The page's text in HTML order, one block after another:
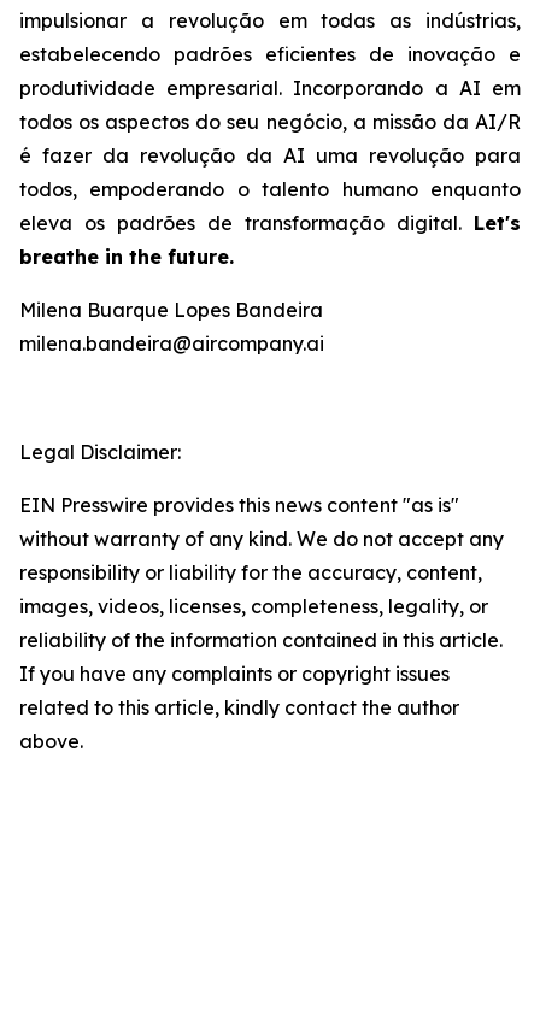
impulsionar a revolução em todas as indústrias,
estabelecendo padrões eficientes de inovação e
produtividade empresarial. Incorporando a AI em
todos os aspectos do seu negócio, a missão da AI/R
é fazer da revolução da AI uma revolução para
todos, empoderando o talento humano enquanto
eleva os padrões de transformação digital. Let's
breathe in the future.
Milena Buarque Lopes Bandeira
milena.bandeira@aircompany.ai
Legal Disclaimer:
EIN Presswire provides this news content "as is"
without warranty of any kind. We do not accept any
responsibility or liability for the accuracy, content,
images, videos, licenses, completeness, legality, or
reliability of the information contained in this article.
If you have any complaints or copyright issues
related to this article, kindly contact the author
above.